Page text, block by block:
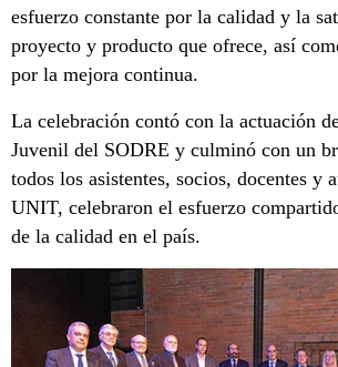
esfuerzo constante por la calidad y la
proyecto y producto que ofrece, así
por la mejora continua.
La celebración contó con la actuación
Juvenil del SODRE y culminó con un
todos los asistentes, socios, docentes y
UNIT, celebraron el esfuerzo
de la calidad en el país.